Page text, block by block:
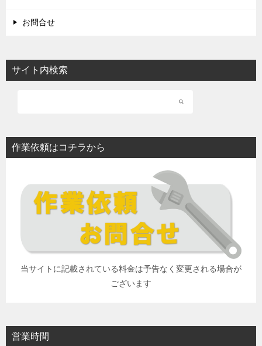
お問合せ
サイト内検索
作業依頼はコチラから
当サイトに記載されている料金は予告なく変更される場合が
ございます
営業時間